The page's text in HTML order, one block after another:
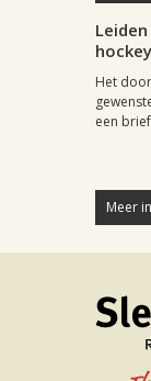
Het
een
Meer